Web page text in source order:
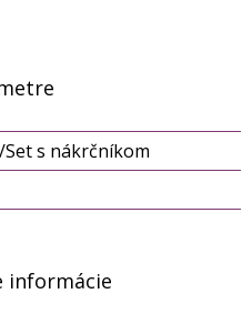
Set s nákrčníkom
informácie